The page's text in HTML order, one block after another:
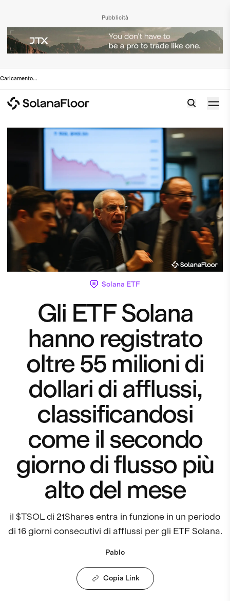
Pubblicità
Caricamento...
Solana ETF
Gli ETF Solana
hanno registrato
oltre 55 milioni di
dollari di afflussi,
classificandosi
come il secondo
giorno di flusso più
alto del mese
il $TSOL di 21Shares entra in funzione in un periodo
di 16 giorni consecutivi di afflussi per gli ETF Solana.
Pablo
Copia Link